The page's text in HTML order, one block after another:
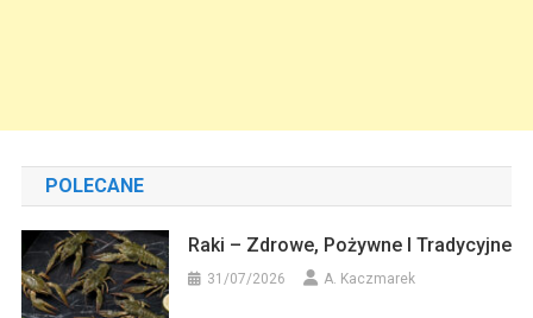
POLECANE
Raki – Zdrowe, Pożywne I Tradycyjne
31/07/2026 A. Kaczmarek